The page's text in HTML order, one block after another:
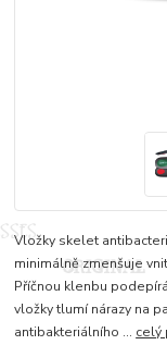
Vložky skelet
minimálně zmenšuje
Příčnou klenbu
vložky tlumí nárazy na
antibakteriálního ... celý